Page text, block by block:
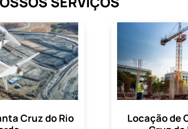
Cruz do Rio
Locação de